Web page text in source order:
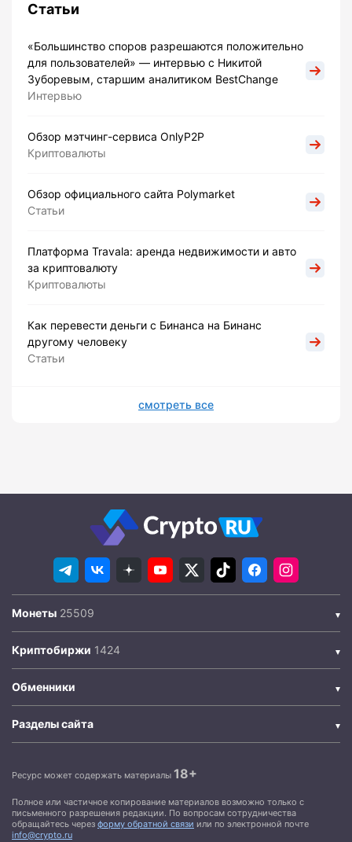
Статьи
«Большинство споров разрешаются положительно
для пользователей» — интервью с Никитой
Зуборевым, старшим аналитиком BestChange
Интервью
Обзор мэтчинг-сервиса OnlyP2P
Криптовалюты
Обзор официального сайта Polymarket
Статьи
Платформа Travala: аренда недвижимости и авто
за криптовалюту
Криптовалюты
Как перевести деньги с Бинанса на Бинанс
другому человеку
Статьи
смотреть все
Монеты
Криптобиржи
Обменники
Разделы сайта
Ресурс может содержать материалы 18+
Полное или частичное копирование материалов возможно только с
письменного разрешения редакции. По вопросам сотрудничества
обращайтесь через форму обратной связи или по электронной почте
info@crypto.ru